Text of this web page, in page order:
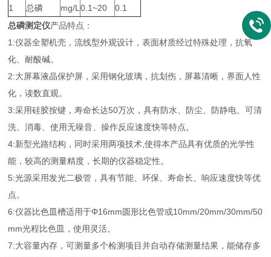
1
总磷 mg/L 0.1~20
0.1
总磷测定仪产品特点：
1:仪器全塑机壳，流线型外观设计，表面材质经过特殊处理，抗氧
化、耐酸碱。
2:大屏幕液晶保护屏，采用钢化玻璃，抗划伤，屏幕清晰，界面人性
化，读数直观。
3:采用硅胶按键，寿命长达50万次，具有防水、防尘、防静电、可清
洗、消毒、使用无噪音、操作反应速度快等特点。
4:新型光路结构，同时采用两项技术,使得本产品具有优质的光学性
能，较高的测量精度，长期的仪器稳定性。
5:光源采用发光二极管，具有节能、环保、寿命长、响应速度快等优
点。
6:仪器比色皿槽适用于Φ16mm圆形比色管或10mm/20mm/30mm/50
mm光程比色皿，使用灵活。
7:大容量内存，可测量多个检测项目并自动存储测量结果，能储存多